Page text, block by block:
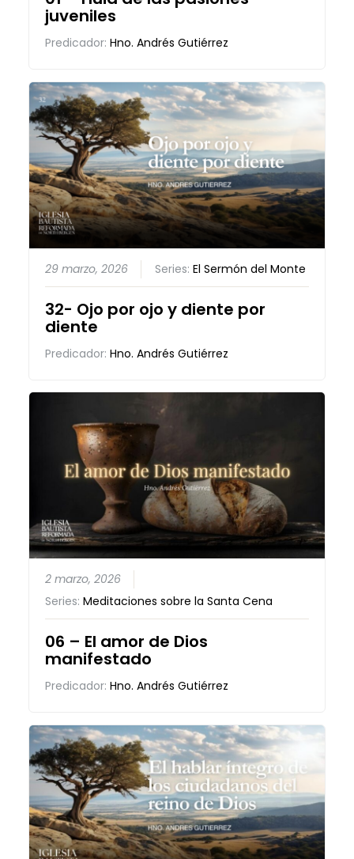
juveniles
Predicador:Hno. Andrés Gutiérrez
29 marzo, 2026 Series:El Sermón del Monte
32- Ojo por ojo y diente por
diente
Predicador:Hno. Andrés Gutiérrez
2 marzo, 2026
Series:Meditaciones sobre la Santa Cena
06 – El amor de Dios
manifestado
Predicador:Hno. Andrés Gutiérrez